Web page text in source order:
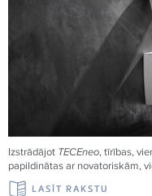
Izstrādājot TECEneo, tīrības,
papildinātas ar novatoriskām,
LASĪT RAKSTU